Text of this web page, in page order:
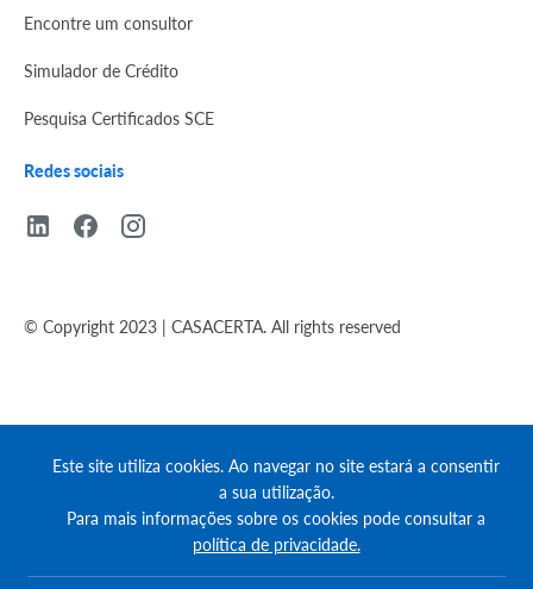
Encontre um consultor
Simulador de Crédito
Pesquisa Certificados SCE
Redes sociais
© Copyright 2023 | CASACERTA. All rights reserved
Este site utiliza cookies. Ao navegar no site estará a consentir
a sua utilização.
Para mais informações sobre os cookies pode consultar a
política de privacidade.